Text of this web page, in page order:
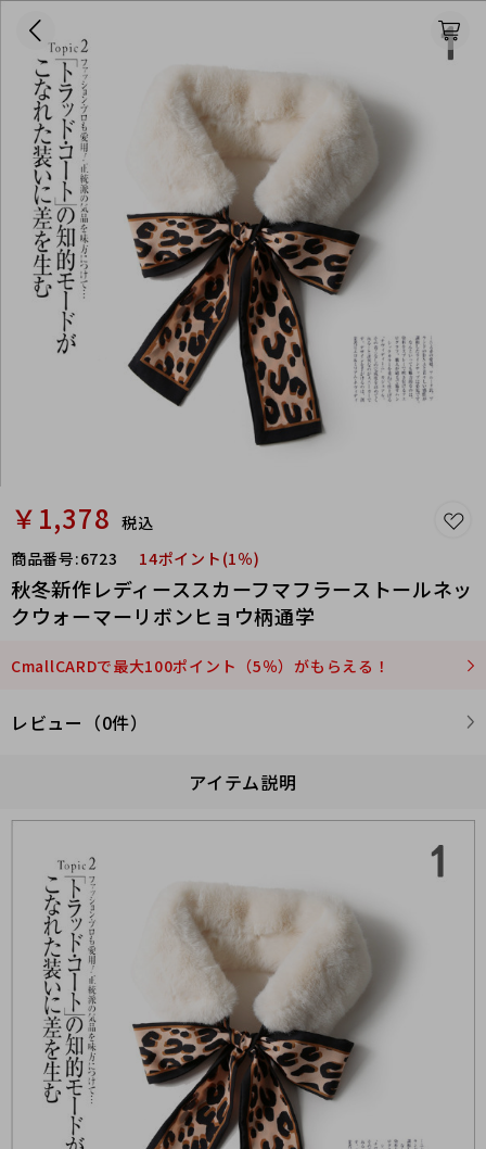
￥1,378 税込
商品番号:6723 14ポイント(1％)
秋冬新作レディーススカーフマフラーストールネッ
クウォーマーリボンヒョウ柄通学
CmallCARDで最大100ポイント（5％）がもらえる！
レビュー（0件）
アイテム説明